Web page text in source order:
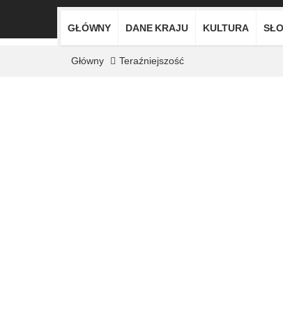
GŁÓWNY DANE KRAJU KULTURA
Główny Teraźniejszość